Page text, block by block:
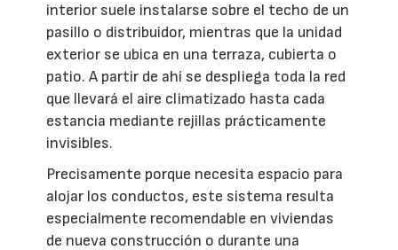
interior suele instalarse sobre el techo de un
pasillo o distribuidor, mientras que la unidad
exterior se ubica en una terraza, cubierta o
patio. A partir de ahí se despliega toda la red
que llevará el aire climatizado hasta cada
estancia mediante rejillas prácticamente
invisibles.
Precisamente porque necesita espacio para
alojar los conductos, este sistema resulta
especialmente recomendable en viviendas
de nueva construcción o durante una